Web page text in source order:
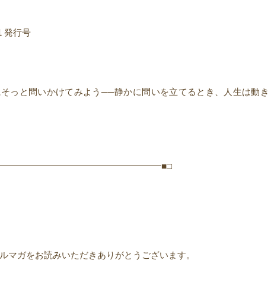
発行号
っと問いかけてみよう──静かに問いを立てるとき、人生は動き
マガをお読みいただきありがとうございます。